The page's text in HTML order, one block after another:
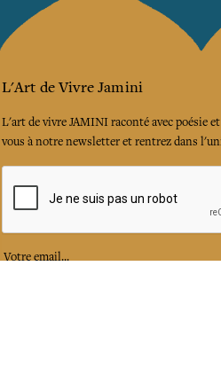
L'Art de Vivre Jamini
L'art de vivre JAMINI raconté avec poésie
vous à notre newsletter et rentrez dans